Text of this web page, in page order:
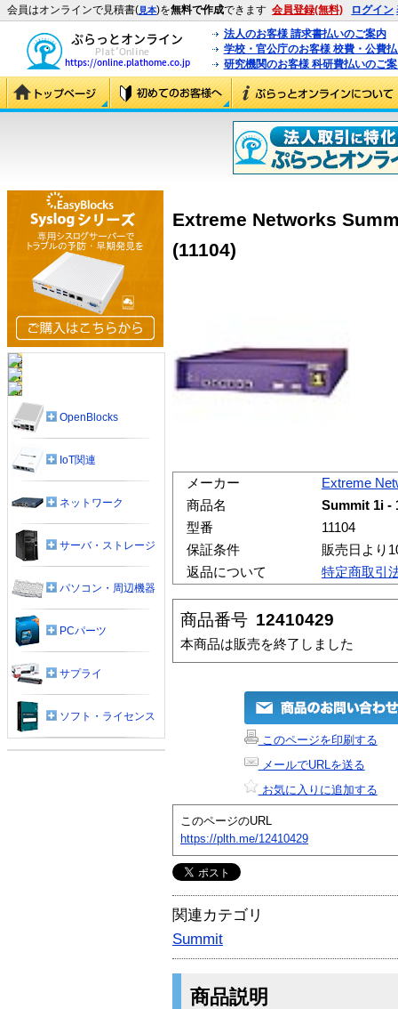
会員はオンラインで見積書(見本)を無料で作成できます 会員登録(無料) ログイン
法人のお客様 請求書払いのご案内
学校・官公庁のお客様 校費・公費
研究機関のお客様 科研費払いのご
Extreme Networks
(11104)
メーカー
Extreme
商品名
Summit 1i -
型番
11104
保証条件
販売日より
返品について
特定商取引
商品番号 12410429
本商品は販売を終了しました
このページを印刷する
メールでURLを送る
お気に入りに追加する
このページのURL
https://plth.me/12410429
関連カテゴリ
Summit
商品説明
OpenBlocks
IoT関連
ネットワーク
サーバ・ストレージ
パソコン・周辺機器
PCパーツ
サプライ
ソフト・ライセンス